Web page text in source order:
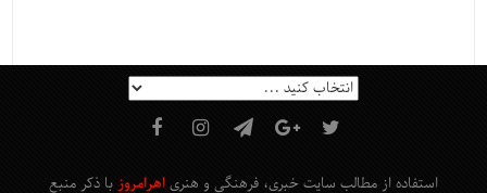
استفاده از مطالب سایت خبری، فرهنگی و هنری اهرامروز با ذکر منبع